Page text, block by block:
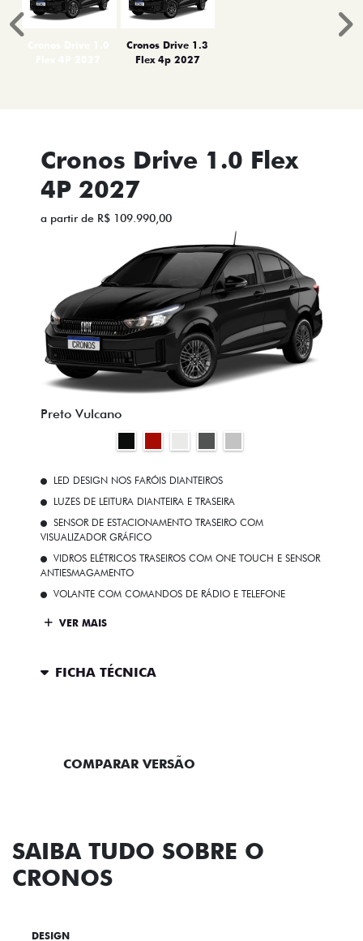
Cronos Drive 1.3
Flex 4p 2027
Anterior
Cronos Drive 1.0 Flex
4P 2027
a partir de R$ 109.990,00
Preto Vulcano
LED DESIGN NOS FARÓIS DIANTEIROS
LUZES DE LEITURA DIANTEIRA E TRASEIRA
SENSOR DE ESTACIONAMENTO TRASEIRO COM
VISUALIZADOR GRÁFICO
VIDROS ELÉTRICOS TRASEIROS COM ONE TOUCH E SENSOR
ANTIESMAGAMENTO
VOLANTE COM COMANDOS DE RÁDIO E TELEFONE
VER MAIS
FICHA TÉCNICA
COMPARAR VERSÃO
SAIBA TUDO SOBRE O
CRONOS
DESIGN